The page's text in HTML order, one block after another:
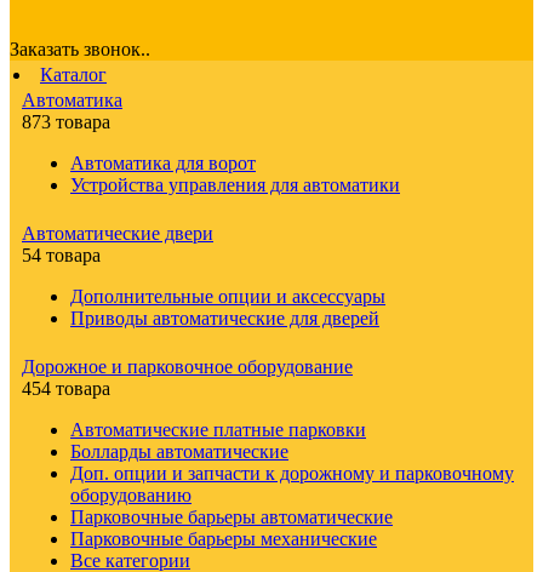
Заказать звонок..
Каталог
Автоматика
873 товара
Автоматика для ворот
Устройства управления для автоматики
Автоматические двери
54 товара
Дополнительные опции и аксессуары
Приводы автоматические для дверей
Дорожное и парковочное оборудование
454 товара
Автоматические платные парковки
Болларды автоматические
Доп. опции и запчасти к дорожному и парковочному
оборудованию
Парковочные барьеры автоматические
Парковочные барьеры механические
Все категории